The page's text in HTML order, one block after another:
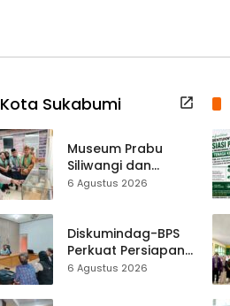
Kota Sukabumi
Museum Prabu
Siliwangi dan
Museum Keramik
Hampir 500 Koleksi
Dipisahkan
6 Agustus 2026
Diskumindag-BPS
Perkuat Persiapan
Sensus Ekonomi,
6 Agustus 2026